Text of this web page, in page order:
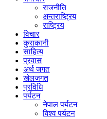
राजनीति
अन्तराष्ट्रिय
राष्ट्रिय
विचार
कुराकानी
साहित्य
प्रवास
अर्थ जगत
खेलजगत
प्रविधि
पर्यटन
नेपाल पर्यटन
विश्व पर्यटन